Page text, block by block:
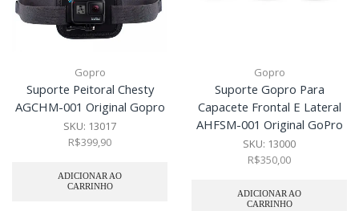
Gopro
Suporte Peitoral Chesty
AGCHM-001 Original Gopro
SKU: 13017
R$399,90
ADICIONAR AO
CARRINHO
Gopro
Suporte Gopro Para
Capacete Frontal E Lateral
AHFSM-001 Original GoPro
SKU: 13000
R$350,00
ADICIONAR AO
CARRINHO